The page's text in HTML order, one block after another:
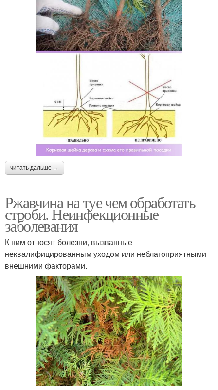
читать дальше →
Ржавчина на туе чем обработать
строби. Неинфекционные
заболевания
К ним относят болезни, вызванные
неквалифицированным уходом или неблагоприятными
внешними факторами.